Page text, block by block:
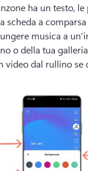
ha un testo,
scheda a
musica a
o della tua